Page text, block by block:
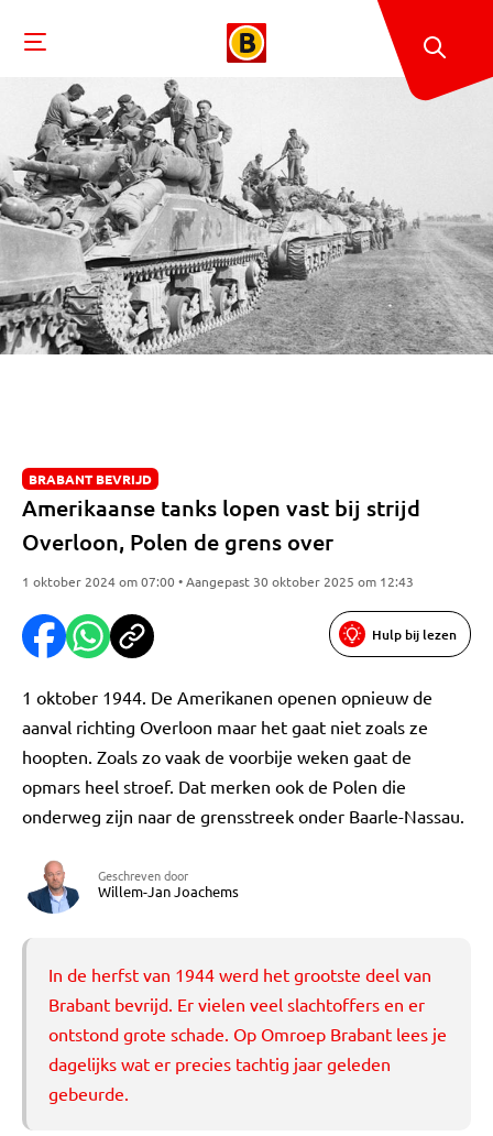
BRABANT BEVRIJD
Amerikaanse tanks lopen vast bij strijd
Overloon, Polen de grens over
1 oktober 2024 om 07:00 • Aangepast 30 oktober 2025 om 12:43
Hulp bij lezen
1 oktober 1944. De Amerikanen openen opnieuw de
aanval richting Overloon maar het gaat niet zoals ze
hoopten. Zoals zo vaak de voorbije weken gaat de
opmars heel stroef. Dat merken ook de Polen die
onderweg zijn naar de grensstreek onder Baarle-Nassau.
Geschreven door
Willem-Jan Joachems
In de herfst van 1944 werd het grootste deel van
Brabant bevrijd. Er vielen veel slachtoffers en er
ontstond grote schade. Op Omroep Brabant lees je
dagelijks wat er precies tachtig jaar geleden
gebeurde.